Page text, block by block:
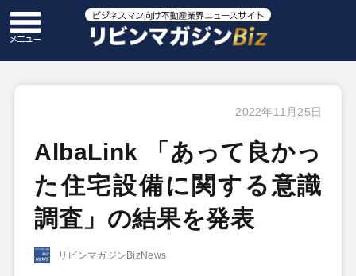
2022年11月25日
AlbaLink 「あって良かっ
た住宅設備に関する意識
調査」の結果を発表
リビンマガジンBizNews